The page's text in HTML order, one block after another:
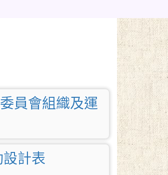
員會組織及運
計表